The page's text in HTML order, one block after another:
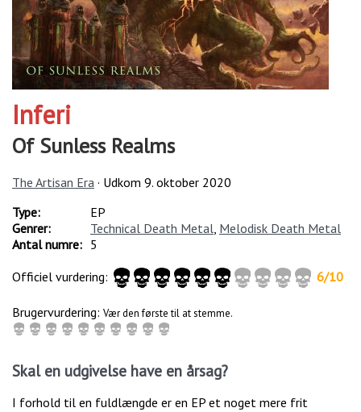
Inferi
Of Sunless Realms
The Artisan Era · Udkom 9. oktober 2020
Type:
EP
Genrer:
Technical Death Metal Melodisk Death Metal
Antal numre: 5
Officiel vurdering:
6/10
Brugervurdering: Vær den første til at stemme.
Skal en udgivelse have en årsag?
I forhold til en fuldlængde er en EP et noget mere frit